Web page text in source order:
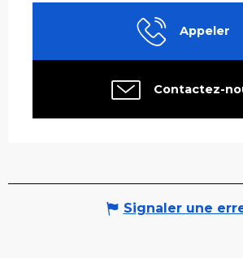
Appeler
Contactez-
Signaler une